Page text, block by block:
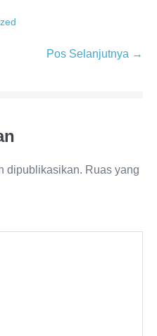
Pos Selanjutnya →
dipublikasikan. Ruas yang